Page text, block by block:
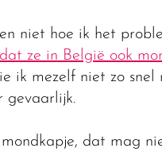
niet hoe ik het
ze in België ook
ik mezelf niet zo snel
gevaarlijk.
dat mag